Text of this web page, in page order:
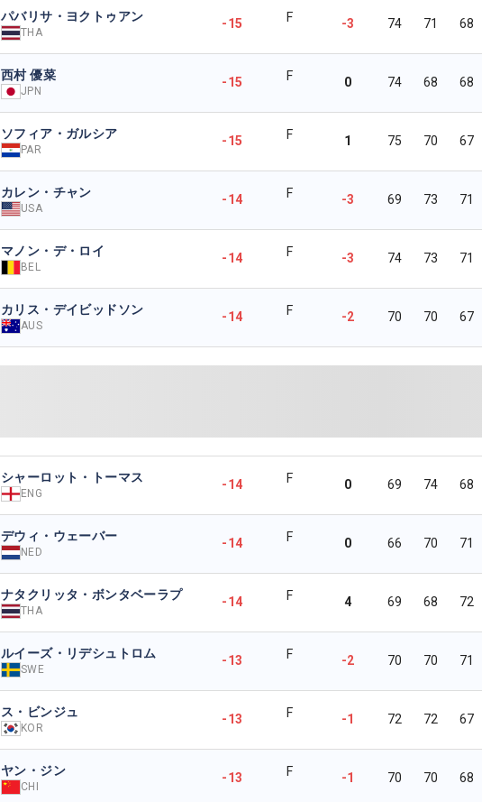
パバリサ・ヨクトゥアン
THA
-15 F -3 74 71 68
西村 優菜
JPN
-15 F 0 74 68 68
ソフィア・ガルシア
PAR
-15 F 1 75 70 67
カレン・チャン
USA
-14 F -3 69 73 71
マノン・デ・ロイ
BEL
-14 F -3 74 73 71
カリス・デイビッドソン
AUS
-14 F -2 70 70 67
シャーロット・トーマス
ENG
-14 F 0 69 74 68
デウィ・ウェーバー
NED
-14 F 0 66 70 71
ナタクリッタ・ボンタベーラプ
THA
-14 F 4 69 68 72
ルイーズ・リデシュトロム
SWE
-13 F -2 70 70 71
ス・ビンジュ
KOR
-13 F -1 72 72 67
ヤン・ジン
CHI
-13 F -1 70 70 68